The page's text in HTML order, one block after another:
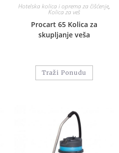
Hotelska kolica i oprema za čišćenje,
Kolica za veš
Procart 65 Kolica za
skupljanje veša
Traži Ponudu